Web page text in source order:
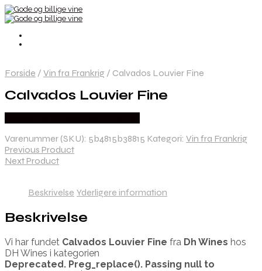
Forside / Vin fra Frankrig / Calvados Louvier Fine
Calvados Louvier Fine
Varenummer (SKU): 5b4815b38815 Kategori: Vin fra Frankrig
Previous Product
Next Product
Beskrivelse Yderligere information
Beskrivelse
Vi har fundet Calvados Louvier Fine fra Dh Wines hos
DH Wines i kategorien
Deprecated. Preg_replace(). Passing null to